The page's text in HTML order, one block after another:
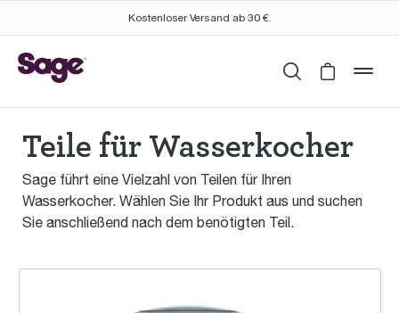
Kostenloser Versand ab 30 €.
SuchenCart is
Teile für Wasserkocher
Sage führt eine Vielzahl von Teilen für Ihren
Wasserkocher. Wählen Sie Ihr Produkt aus und suchen
Sie anschließend nach dem benötigten Teil.
the Smart Kettle™